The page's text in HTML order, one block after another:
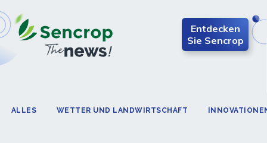
Entdecken
Sie Sencrop
ALLES WETTER UND LANDWIRTSCHAFT